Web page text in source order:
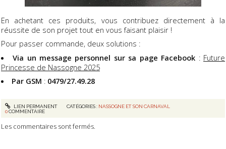
En achetant ces produits, vous contribuez directement à la
réussite de son projet tout en vous faisant plaisir !
Pour passer commande, deux solutions :
Via un message personnel sur sa page Facebook : Future
Princesse de Nassogne 2025
Par GSM : 0479/27.49.28
LIEN PERMANENT CATÉGORIES : NASSOGNE ET SON CARNAVAL
0COMMENTAIRE
Les commentaires sont fermés.